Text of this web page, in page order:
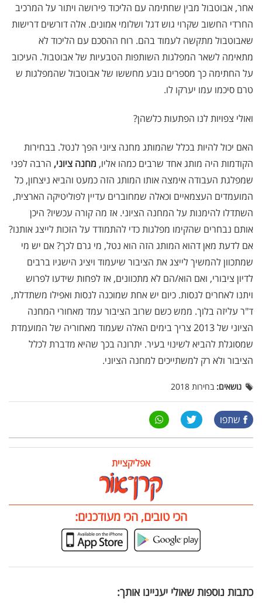
אחר, אבוטבול מבין שחתימה עם הליכוד פירושה ויתור על המרכיב
החרדי החשוב שקרוי גוש דגל ושלומי אמונים. אלה דורשים דרישות
שאבוטבול מתקשה לעמוד בהם. רוח ההסכם עם הליכוד לא
מתאימה לשאר המפלגות השותפות הטבעיות של אבוטבול. העיכוב
על החתימה כך מספרים נובע מחששו של אבוטבול שהמפלגות ש
טרם סיכמו עמו יערקו לו.
ואולי צפויות לנו הפתעות כלשהן?
האם יכול להיות בכלל שהמותג מחנה ציוני הפך לנטל. בבחירות
הקודמות היה מותג אחד שרבים כמהו אליו, מחנה ציוני, הרבה לפני
שמפלגת העבודה אימצה אותו המותג הזה כמעט והביא ניצחון, כל
המועמדים העצמאיים וכאלה שמחוברים עדיין לפוליטיקה הארצית,
השתדלו להימנות על המחנה הציוני. אז מה קורה עכשיו? היכן
אותם נבחרים שהקימו מפלגות כדי להתמודד על הזכות לייצג אותנו?
אם לדעת מאן דהוא המותג הזה הוא נטל, מי גרם לכך? אם יש מי
שמתכוון להמשיך לייצג את הציבור שיעמוד ויציג הישגיו ברבים
לדיון ציבורי, ואם הוא/הם לא מתכוונים, אז לפחות שידעו לפרוש
ויתנו לאחרים לנסות. כיום יש אחת שמוכנה לנסות ואפילו משתדלת,
ד"ר עליזה בלוך. ממש כשם שרוב הציבור עמד מאחורי המחנה
הציוני של 2013 צריך בימים האלה שעמוד מאחוריה של המועמדת
שמסוגלת להביא לשינוי בעיר. יתרונה בכך שהיא מדברת לכלל
הציבור ולא רק למשתייכים למחנה הציוני.
נושאים: בחירות 2018
שתפו
אפליקציית
הכי טובים, הכי מעודכנים:
כתבות נוספות שאולי יעניינו אותך: